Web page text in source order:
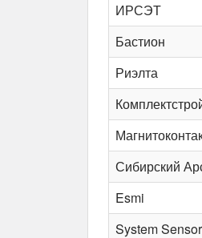
ИРСЭТ
Бастион
Риэлта
Сибирский
Esmi
System Sensor